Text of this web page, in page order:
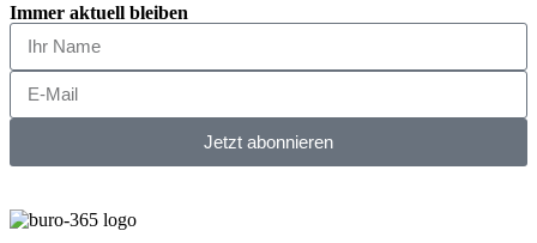
Immer aktuell bleiben
Jetzt abonnieren